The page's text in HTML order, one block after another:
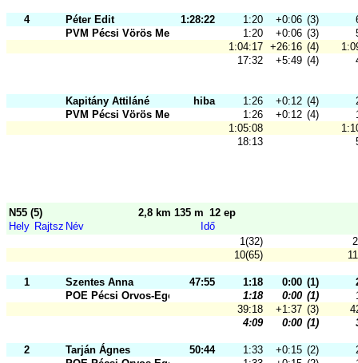
4 Péter Edit 1:28:22 1:20 +0:06 (3)
PVM Pécsi Vörös Meteor SK
1:20 +0:06 (3)
1:04:17 +26:16 (4)
17:32
+5:49 (4)
Kapitány Attiláné hiba 1:26 +0:12 (4)
PVM Pécsi Vörös Meteor SK
1:26 +0:12 (4)
1:05:08
18:13
N55 (5) 2,8 km 135 m 12 ep
Hely Rajtsz Név
Idő
1(32)
10(65)
1 Szentes Anna 47:55 1:18 0:00 (1)
POE Pécsi Orvos-Egészségügyi Sport1:18 0:00 (1)
39:18
+1:37 (3)
4:09
0:00 (1)
2 Tarján Ágnes 50:44 1:33 +0:15 (2)